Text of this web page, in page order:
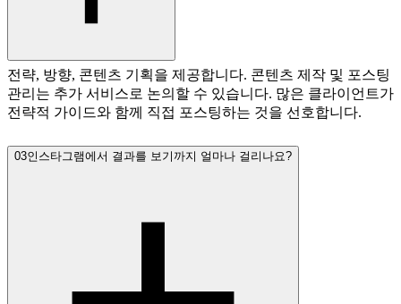
전략, 방향, 콘텐츠 기획을 제공합니다. 콘텐츠 제작 및 포스팅
관리는 추가 서비스로 논의할 수 있습니다. 많은 클라이언트가
전략적 가이드와 함께 직접 포스팅하는 것을 선호합니다.
03인스타그램에서 결과를 보기까지 얼마나 걸리나요?